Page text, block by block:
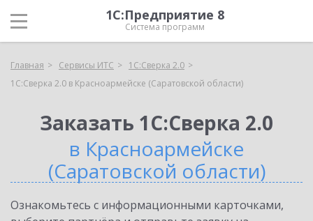
1С:Предприятие 8
Система программ
Главная Сервисы ИТС
1С:Сверка 2.0
1С:Сверка 2.0 в Красноармейске (Саратовской области)
Заказать 1С:Сверка 2.0
в Красноармейске
(Саратовской области)
Ознакомьтесь с информационными карточками,